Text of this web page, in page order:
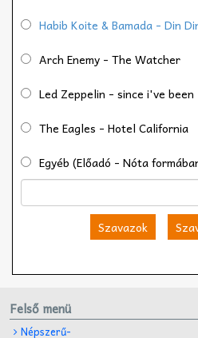
Habib Koite & Bamada - Din
Arch Enemy - The Watcher
Led Zeppelin - since i've been
The Eagles - Hotel California
Egyéb (Előadó - Nóta
Szavazok
Felső menü
Népszerű-